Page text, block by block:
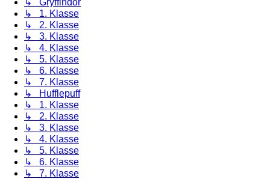
↳ Gryffindor
↳ 1. Klasse
↳ 2. Klasse
↳ 3. Klasse
↳ 4. Klasse
↳ 5. Klasse
↳ 6. Klasse
↳ 7. Klasse
↳ Hufflepuff
↳ 1. Klasse
↳ 2. Klasse
↳ 3. Klasse
↳ 4. Klasse
↳ 5. Klasse
↳ 6. Klasse
↳ 7. Klasse